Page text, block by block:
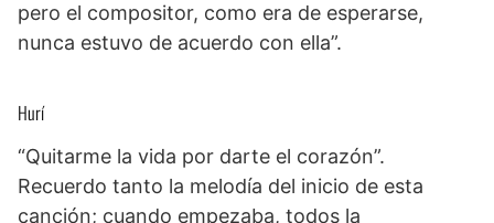
pero el compositor, como era de esperarse,
nunca estuvo de acuerdo con ella”.
Hurí
“Quitarme la vida por darte el corazón”.
Recuerdo tanto la melodía del inicio de esta
canción; cuando empezaba, todos la